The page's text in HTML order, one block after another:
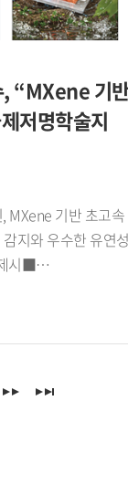
학술대회는 한일
이주민이라는 공통
이살(Abeer Faisal)
(George Harrison)
한 기대를 전했다.
'GBSI
을 주제로 센터의
어 노지현
자대학교
누엘라 도린 코피
금(GCF) 프로그램
에 참여해 한-
럼은
는 계기가 됐다.
, “MXene 기
저명학술지
MXene 기반 초고속
지와 우수한 유연
시■
학
리카 나노입자와
적으로 적용했다고